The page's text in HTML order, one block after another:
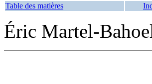
Table des matières
Éric Martel-